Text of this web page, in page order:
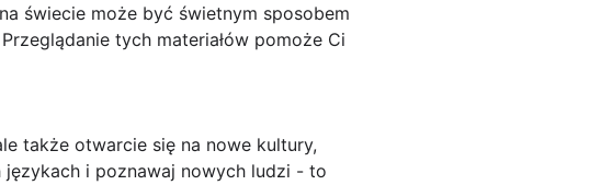
świecie może być świetnym sposobem
tych materiałów pomoże Ci
także otwarcie się na nowe kultury,
językach i poznawaj nowych ludzi - to